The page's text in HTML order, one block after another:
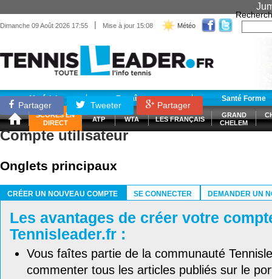
Dimanche 09 Août 2026 17:55 | Mise à jour 15:08 Météo
Matériel Entraînement Santé Forme
SCORES EN
DIRECT
ATP WTA LES FRANÇAIS
GRAND
CHELEM
Partager Tweeter Partager
Compte utilisateur
Onglets principaux
CRÉER UN NOUVEAU COMPTE
SE CONNECTER DEMANDER UN
Les avantages de créer votre
Tennisleader.fr :
Vous faîtes partie de la communauté
commenter tous les articles publiés sur le